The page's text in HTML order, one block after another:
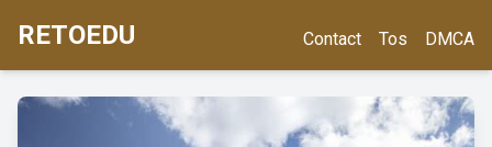
RETOEDU Contact Tos DMCA